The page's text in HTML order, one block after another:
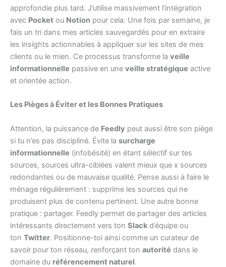
approfondie plus tard. J’utilise massivement l’intégration
avec Pocket ou Notion pour cela. Une fois par semaine, je
fais un tri dans mes articles sauvegardés pour en extraire
les insights actionnables à appliquer sur les sites de mes
clients ou le mien. Ce processus transforme la veille
informationnelle passive en une veille stratégique active
et orientée action.
Les Pièges à Éviter et les Bonnes Pratiques
Attention, la puissance de Feedly peut aussi être son piège
si tu n’es pas discipliné. Évite la surcharge
informationnelle (infobésité) en étant sélectif sur tes
sources, sources ultra-ciblées valent mieux que x sources
redondantes ou de mauvaise qualité. Pense aussi à faire le
ménage régulièrement : supprime les sources qui ne
produisent plus de contenu pertinent. Une autre bonne
pratique : partager. Feedly permet de partager des articles
intéressants directement vers ton Slack d’équipe ou
ton Twitter. Positionne-toi ainsi comme un curateur de
savoir pour ton réseau, renforçant ton autorité dans le
domaine du référencement naturel.